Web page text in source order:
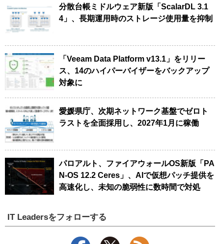
分散台帳ミドルウェア新版「ScalarDL 3.1
4」、長期運用時のストレージ使用量を抑制
「Veeam Data Platform v13.1」をリリー
ス、14のハイパーバイザーをバックアップ
対象に
愛媛県庁、次期ネットワーク基盤でゼロト
ラストを全面採用し、2027年1月に稼働
パロアルト、ファイアウォールOS新版「PA
N-OS 12.2 Ceres」、AIで仮想パッチ提供を
高速化し、未知の脆弱性に数時間で対処
IT Leadersをフォローする